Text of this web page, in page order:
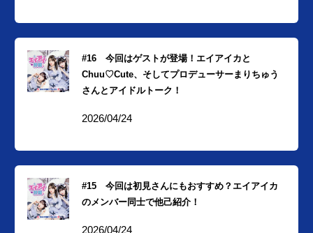
#16 今回はゲストが登場！エイアイカと
Chuu♡Cute、そしてプロデューサーまりちゅう
さんとアイドルトーク！
2026/04/24
#15 今回は初見さんにもおすすめ？エイアイカ
のメンバー同士で他己紹介！
2026/04/24